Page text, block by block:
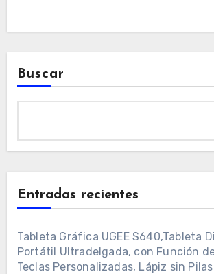
Buscar
Entradas recientes
Tableta Gráfica UGEE S640,Tableta
Portátil Ultradelgada, con Función
Teclas Personalizadas, Lápiz sin